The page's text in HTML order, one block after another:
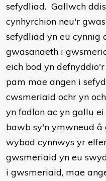
sefydliad. Gallwch
cynhyrchion neu'r
sefydliad yn eu cynnig
gwasanaeth i
eich bod yn
pam mae angen i
cwsmeriaid ochr yn
yn fodlon ac yn gallu
bawb sy'n ymwneud
wybod cynnwys yr
gwsmeriaid yn eu
i gwsmeriaid, mae